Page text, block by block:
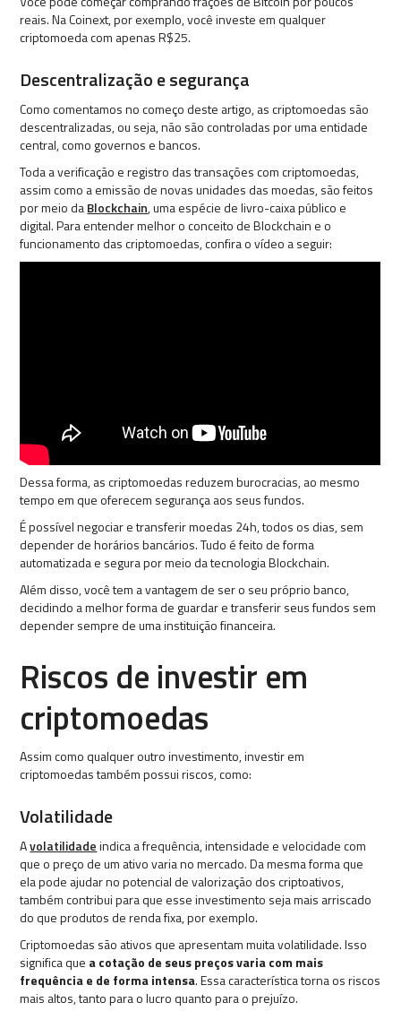
reais. Na Coinext, por exemplo, você investe em qualquer
criptomoeda com apenas R$25.
Descentralização e segurança
Como comentamos no começo deste artigo, as criptomoedas são
descentralizadas, ou seja, não são controladas por uma entidade
central, como governos e bancos.
Toda a verificação e registro das transações com criptomoedas,
assim como a emissão de novas unidades das moedas, são feitos
por meio daBlockchain, uma espécie de livro-caixa público e
digital. Para entender melhor o conceito de Blockchain e o
funcionamento das criptomoedas, confira o vídeo a seguir:
Dessa forma, as criptomoedas reduzem burocracias, ao mesmo
tempo em que oferecem segurança aos seus fundos.
É possível negociar e transferir moedas 24h, todos os dias, sem
depender de horários bancários. Tudo é feito de forma
automatizada e segura por meio da tecnologia Blockchain.
Além disso, você tem a vantagem de ser o seu próprio banco,
decidindo a melhor forma de guardar e transferir seus fundos sem
depender sempre de uma instituição financeira.
Riscos de investir em
criptomoedas
Assim como qualquer outro investimento, investir em
criptomoedas também possui riscos, como:
Volatilidade
Avolatilidadeindica a frequência, intensidade e velocidade com
que o preço de um ativo varia no mercado. Da mesma forma que
ela pode ajudar no potencial de valorização dos criptoativos,
também contribui para que esse investimento seja mais arriscado
do que produtos de renda fixa, por exemplo.
Criptomoedas são ativos que apresentam muita volatilidade. Isso
significa que a cotação de seus preços varia com mais
frequência e de forma intensa. Essa característica torna os riscos
mais altos, tanto para o lucro quanto para o prejuízo.